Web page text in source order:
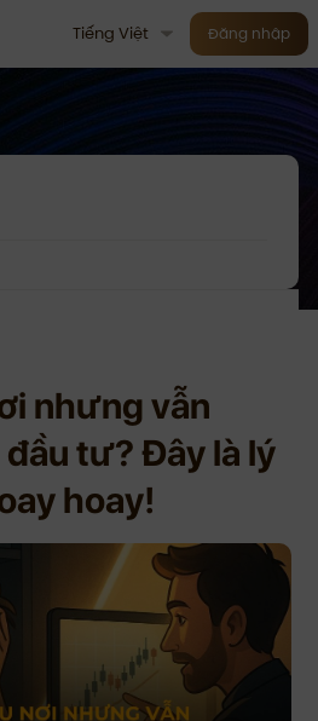
Tiếng Việt Đăng nhập
nhưng vẫn
tư? Đây là lý
hoay!